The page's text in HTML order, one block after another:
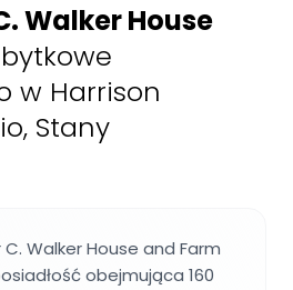
Walker House
w Harrison
Stany
Walker House and Farm
obejmująca 160